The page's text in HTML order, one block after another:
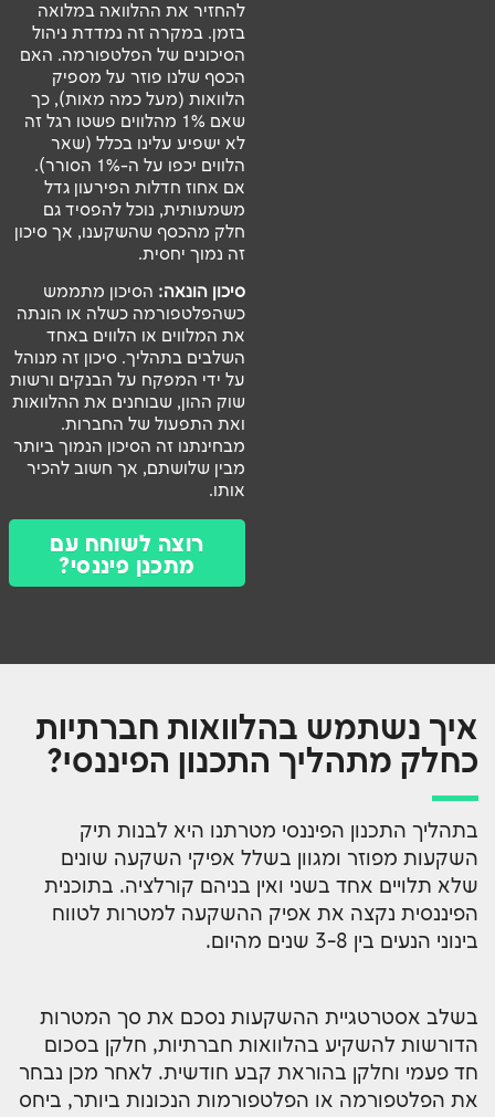
להחזיר את ההלוואה במלואה
בזמן. במקרה זה נמדדת ניהול
הסיכונים של הפלטפורמה. האם
הכסף שלנו פוזר על מספיק
הלוואות (מעל כמה מאות), כך
שאם 1% מהלווים פשטו רגל זה
לא ישפיע עלינו בכלל (שאר
הלווים יכפו על ה-1% הסורר).
אם אחוז חדלות הפירעון גדל
משמעותית, נוכל להפסיד גם
חלק מהכסף שהשקענו, אך סיכון
זה נמוך יחסית.
סיכון הונאה: הסיכון מתממש
כשהפלטפורמה כשלה או הונתה
את המלווים או הלווים באחד
השלבים בתהליך. סיכון זה מנוהל
על ידי המפקח על הבנקים ורשות
שוק ההון, שבוחנים את ההלוואות
ואת התפעול של החברות.
מבחינתנו זה הסיכון הנמוך ביותר
מבין שלושתם, אך חשוב להכיר
אותו.
רוצה לשוחח עם
מתכנן פיננסי?
איך נשתמש בהלוואות חברתיות
כחלק מתהליך התכנון הפיננסי?
בתהליך התכנון הפיננסי מטרתנו היא לבנות תיק
השקעות מפוזר ומגוון בשלל אפיקי השקעה שונים
שלא תלויים אחד בשני ואין בניהם קורלציה. בתוכנית
הפיננסית נקצה את אפיק ההשקעה למטרות לטווח
בינוני הנעים בין 3-8 שנים מהיום.
בשלב אסטרטגיית ההשקעות נסכם את סך המטרות
הדורשות להשקיע בהלוואות חברתיות, חלקן בסכום
חד פעמי וחלקן בהוראת קבע חודשית. לאחר מכן נבחר
את הפלטפורמה או הפלטפורמות הנכונות ביותר, ביחס